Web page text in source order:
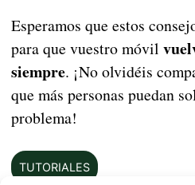
Esperamos que estos
para que vuestro móvil
siempre. ¡No olvidéis
que más personas puedan
problema!
TUTORIALES